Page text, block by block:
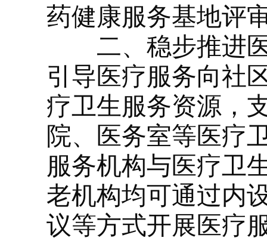
药健康服务基地评
二、稳步推进
引导医疗服务向社
疗卫生服务资源，
院、医务室等医疗
服务机构与医疗卫
老机构均可通过内
议等方式开展医疗